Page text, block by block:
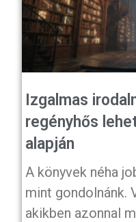
Izgalmas
regényhős
alapján
A könyvek néha
mint gondolnánk.
akikben azonnal